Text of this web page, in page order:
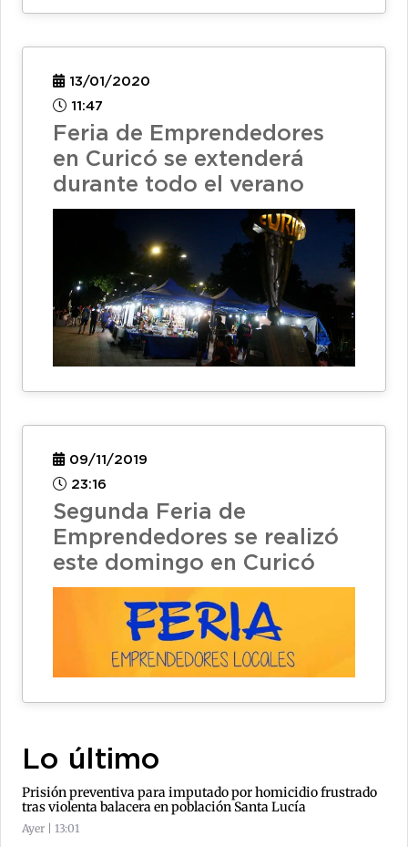
13/01/2020
11:47
Feria de Emprendedores
en Curicó se extenderá
durante todo el verano
09/11/2019
23:16
Segunda Feria de
Emprendedores se realizó
este domingo en Curicó
Lo último
Prisión preventiva para imputado por homicidio frustrado
tras violenta balacera en población Santa Lucía
Ayer | 13:01